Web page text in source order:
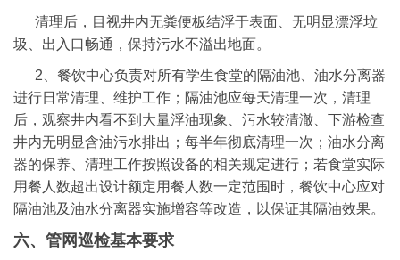
清理后，目视井内无粪便板结浮于表面、无明显漂浮垃
圾、出入口畅通，保持污水不溢出地面。
2、餐饮中心负责对所有学生食堂的隔油池、油水分离器
进行日常清理、维护工作；隔油池应每天清理一次，清理
后，观察井内看不到大量浮油现象、污水较清澈、下游检查
井内无明显含油污水排出；每半年彻底清理一次；油水分离
器的保养、清理工作按照设备的相关规定进行；若食堂实际
用餐人数超出设计额定用餐人数一定范围时，餐饮中心应对
隔油池及油水分离器实施增容等改造，以保证其隔油效果。
六、管网巡检基本要求